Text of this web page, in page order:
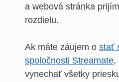
a webová stránka
rozdielu.
Ak máte záujem o stať
spoločnosti Streamate,
vynechať všetky